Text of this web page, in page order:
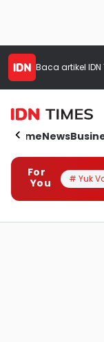
Baca artikel
HomeNews
For
You
# Yuk